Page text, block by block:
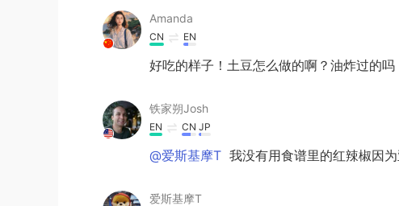
Amanda
CN EN
好吃的样子！土豆怎么做的啊？油炸过的
铁家朔Josh
EN CN JP
@爱斯基摩T 我没有用食谱里的红辣椒因
爱斯基摩T